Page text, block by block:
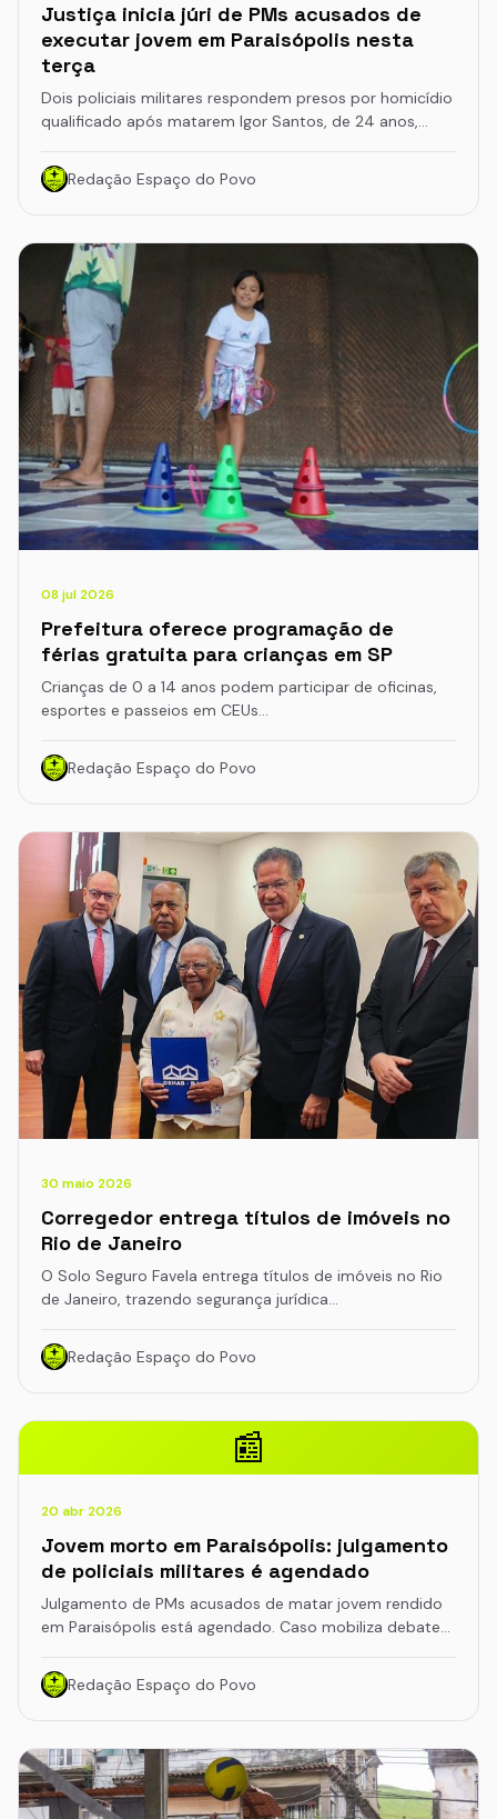
Justiça inicia júri de PMs acusados de
executar jovem em Paraisópolis nesta
terça
Dois policiais militares respondem presos por homicídio
qualificado após matarem Igor Santos, de 24 anos,…
Redação Espaço do Povo
08 jul 2026
Prefeitura oferece programação de
férias gratuita para crianças em SP
Crianças de 0 a 14 anos podem participar de oficinas,
esportes e passeios em CEUs…
Redação Espaço do Povo
30 maio 2026
Corregedor entrega títulos de imóveis no
Rio de Janeiro
O Solo Seguro Favela entrega títulos de imóveis no Rio
de Janeiro, trazendo segurança jurídica…
Redação Espaço do Povo
📰
20 abr 2026
Jovem morto em Paraisópolis: julgamento
de policiais militares é agendado
Julgamento de PMs acusados de matar jovem rendido
em Paraisópolis está agendado. Caso mobiliza debate…
Redação Espaço do Povo